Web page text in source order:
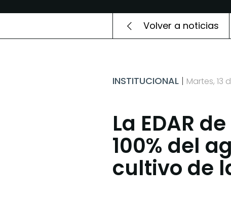
Volver a noticias
INSTITUCIONAL Martes, 13
La EDAR
100% del
cultivo de